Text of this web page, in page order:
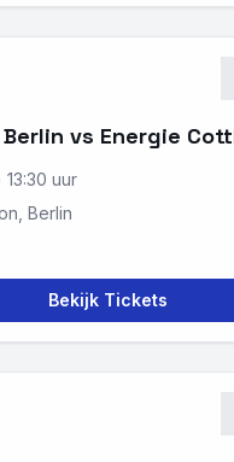
Berlin vs Energie
13:30 uur
Berlin
Bekijk Tickets